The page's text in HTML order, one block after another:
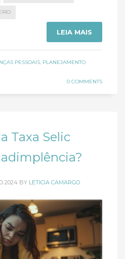
LEIA MAIS
PESSOAIS, PLANEJAMENTO
0 COMMENTS
Taxa Selic
2024 BY LETICIA CAMARGO